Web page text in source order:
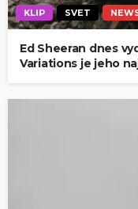
KLIP SVET
Ed Sheeran dnes
Variations je jeho